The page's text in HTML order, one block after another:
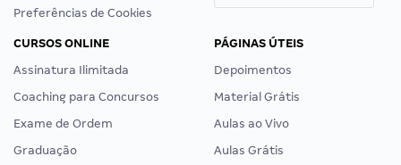
Preferências de Cookies
CURSOS ONLINE
Assinatura Ilimitada
Coaching para Concursos
Exame de Ordem
Graduação
PÁGINAS ÚTEIS
Depoimentos
Material Grátis
Aulas ao Vivo
Aulas Grátis